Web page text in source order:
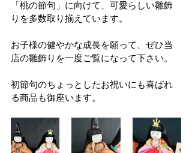
「桃の節句」に向けて、可愛らしい雛飾
りを多数取り揃えています。
お子様の健やかな成長を願って、ぜひ当
店の雛飾りを一度ご覧になって下さい。
初節句のちょっとしたお祝いにも喜ばれ
る商品も御座います。